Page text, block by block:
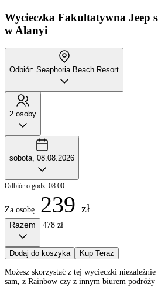
Wycieczka Fakultatywna Jeep
w Alanyi
Odbiór: Seaphoria Beach Resort
2 osoby
sobota, 08.08.2026
Odbiór o godz. 08:00
Za osobę 239 zł
Razem 478 zł
Dodaj do koszyka Kup Teraz
Możesz skorzystać z tej wycieczki
sam, z Rainbow czy z innym biurem podróży